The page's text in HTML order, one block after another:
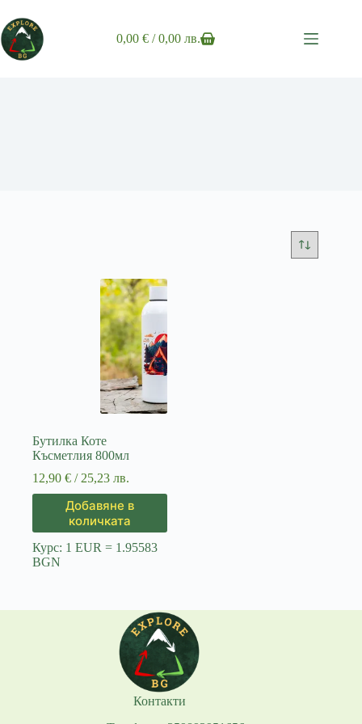
to
content
Shopping
0,00€ / 0,00 лв.
Бутилка Коте
Късметлия 800мл
12,90 € / 25,23 лв.
Добавяне в
количката
Курс: 1 EUR = 1.95583
BGN
Контакти